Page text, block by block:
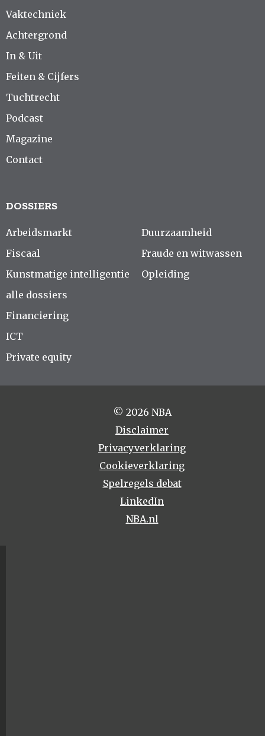
Vaktechniek
Achtergrond
In & Uit
Feiten & Cijfers
Tuchtrecht
Podcast
Magazine
Contact
DOSSIERS
Arbeidsmarkt
Fiscaal
Kunstmatige intelligentie
alle dossiers
Duurzaamheid
Fraude en witwassen
Opleiding
Financiering
ICT
Private equity
© 2026 NBA
Disclaimer
Privacyverklaring
Cookieverklaring
Spelregels debat
LinkedIn
NBA.nl